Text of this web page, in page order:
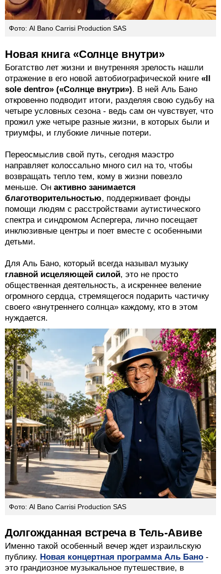
Фото: Al Bano Carrisi Production SAS
Новая книга «Солнце внутри»
Богатство лет жизни и внутренняя зрелость нашли
отражение в его новой автобиографической книге «Il
sole dentro» («Солнце внутри»). В ней Аль Бано
откровенно подводит итоги, разделяя свою судьбу на
четыре условных сезона - ведь сам он чувствует, что
прожил уже четыре разные жизни, в которых были и
триумфы, и глубокие личные потери.
Переосмыслив свой путь, сегодня маэстро
направляет колоссально много сил на то, чтобы
возвращать тепло тем, кому в жизни повезло
меньше. Он активно занимается
благотворительностью, поддерживает фонды
помощи людям с расстройствами аутистического
спектра и синдромом Аспергера, лично посещает
инклюзивные центры и поет вместе с особенными
детьми.
Для Аль Бано, который всегда называл музыку
главной исцеляющей силой, это не просто
общественная деятельность, а искреннее веление
огромного сердца, стремящегося подарить частичку
своего «внутреннего солнца» каждому, кто в этом
нуждается.
Фото: Al Bano Carrisi Production SAS
Долгожданная встреча в Тель-Авиве
Именно такой особенный вечер ждет израильскую
публику. Новая концертная программа Аль Бано -
это грандиозное музыкальное путешествие, в